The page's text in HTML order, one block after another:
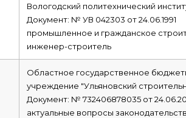
Вологодский политехнический
Документ: № УВ 042303 от 24.06.1991
промышленное и гражданское
инженер-строитель
Областное государственное
учреждение "Ульяновский
Документ: № 732406878035 от
актуальные вопросы